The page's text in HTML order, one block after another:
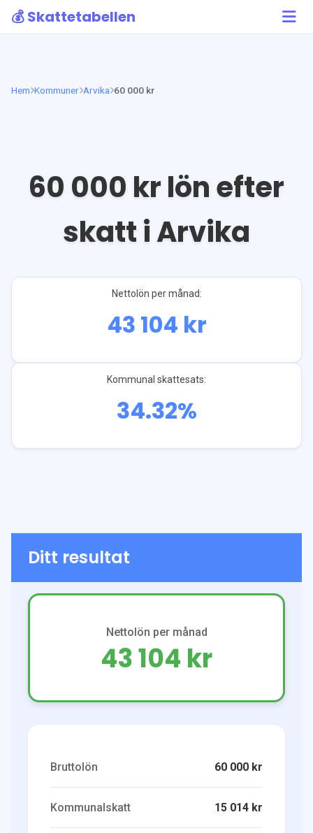
💰 Skattetabellen
Hem Kommuner Arvika 60 000 kr
60 000 kr lön efter
skatt iArvika
Nettolön per månad:
43 104 kr
Kommunal skattesats:
34.32%
Ditt resultat
Nettolön per månad
43 104 kr
Bruttolön 60 000 kr
Kommunalskatt 15 014 kr